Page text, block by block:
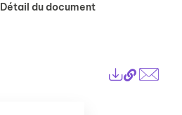
Détail du document
Lien